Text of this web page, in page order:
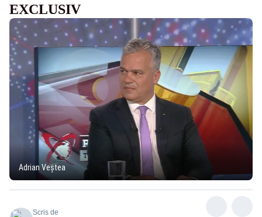
EXCLUSIV
Adrian Veștea
Scris de